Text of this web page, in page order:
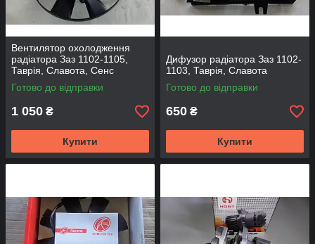
Вентилятор охолодження
радіатора Заз 1102-1105,
Таврія, Славота, Сенс
АЛЯСКА
Готово до відправки
1 050 ₴
Купити
Дифузор радіатора Заз 1102-
1103, Таврія, Славота
Готово до відправки
650 ₴
Купити